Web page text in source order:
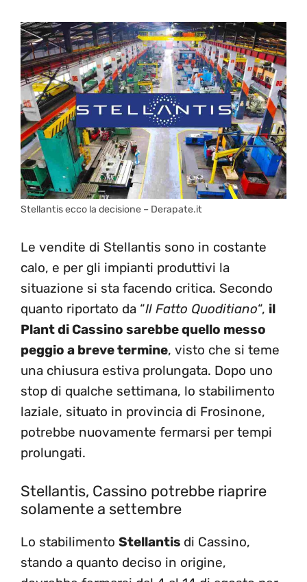
Stellantis ecco la decisione – Derapate.it
Le vendite di Stellantis sono in costante
calo, e per gli impianti produttivi la
situazione si sta facendo critica. Secondo
quanto riportato da “Il Fatto Quoditiano“, il
Plant di Cassino sarebbe quello messo
peggio a breve termine, visto che si teme
una chiusura estiva prolungata. Dopo uno
stop di qualche settimana, lo stabilimento
laziale, situato in provincia di Frosinone,
potrebbe nuovamente fermarsi per tempi
prolungati.
Stellantis, Cassino potrebbe riaprire
solamente a settembre
Lo stabilimento Stellantis di Cassino,
stando a quanto deciso in origine,